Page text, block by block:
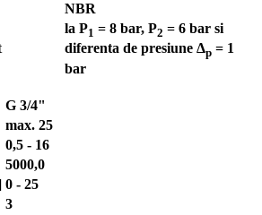
NBR
la P1 = 8 bar, P2 = 6 bar si
diferenta de presiune Δp = 1
bar
G 3/4"
max. 25
0,5 - 16
5000,0
0 - 25
3